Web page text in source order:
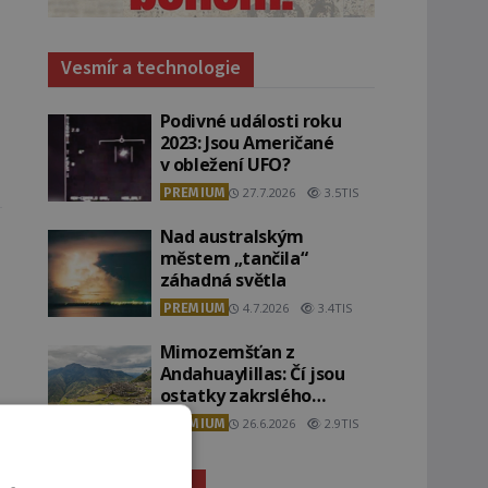
Vesmír a technologie
Podivné události roku
2023: Jsou Američané
v obležení UFO?
PREMIUM 27.7.2026 3.5TIS
Nad australským
městem „tančila“
záhadná světla
PREMIUM 4.7.2026 3.4TIS
Mimozemšťan z
Andahuaylillas: Čí jsou
ostatky zakrslého
stvoření s ohromnou
lebkou?
PREMIUM 26.6.2026 2.9TIS